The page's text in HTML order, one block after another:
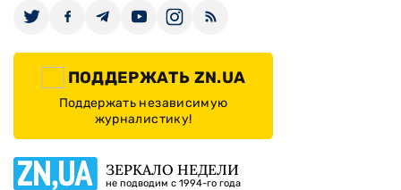
ПОДДЕРЖАТЬ ZN.UA
Поддержать независимую
журналистику!
ЗЕРКАЛО НЕДЕЛИ
не подводим с 1994-го года